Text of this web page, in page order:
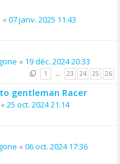
« 07 janv. 2025 11:43
« 19 déc. 2024 20:33
1 … 23 24 25 26
gentleman Racer
« 25 oct. 2024 21:14
« 06 oct. 2024 17:36